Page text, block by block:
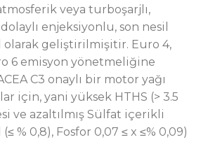
veya turboşarjlı,
enjeksiyonlu, son nesil
olarak geliştirilmişitir. Euro 4,
6 emisyon yönetmeliğine
C3 onaylı bir motor yağı
için, yani yüksek HTHS (> 3.5
ve azaltılmış Sülfat içerikli
(≤ % 0,8), Fosfor 0,07 ≤ x ≤% 0,09)